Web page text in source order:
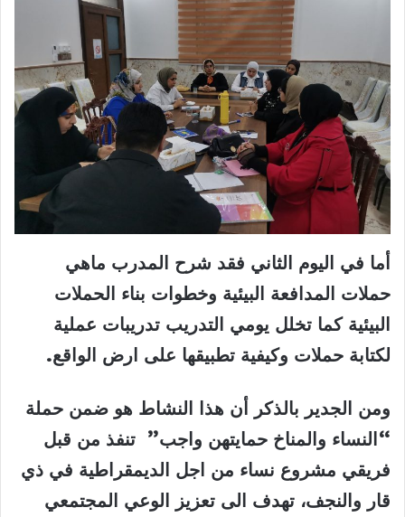
أما في اليوم الثاني فقد شرح المدرب ماهي
حملات المدافعة البيئية وخطوات بناء الحملات
البيئية كما تخلل يومي التدريب تدريبات عملية
لكتابة حملات وكيفية تطبيقها على ارض الواقع.
ومن الجدير بالذكر أن هذا النشاط هو ضمن حملة
“النساء والمناخ حمايتهن واجب” تنفذ من قبل
فريقي مشروع نساء من اجل الديمقراطية في ذي
قار والنجف، تهدف الى تعزيز الوعي المجتمعي